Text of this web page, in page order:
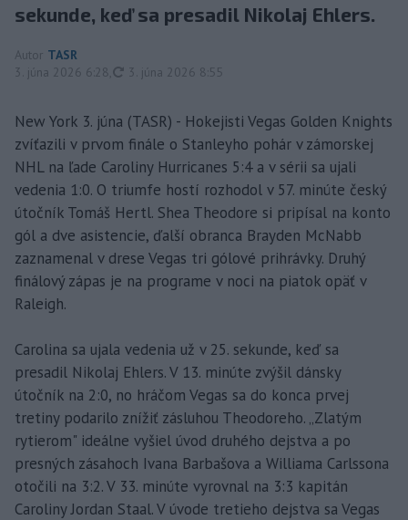
sekunde, keď sa presadil Nikolaj Ehlers.
Autor TASR
3. júna 2026 6:28
aktualizované
3. júna 2026 8:55
New York 3. júna (TASR) - Hokejisti Vegas Golden Knights
zvíťazili v prvom finále o Stanleyho pohár v zámorskej
NHL na ľade Caroliny Hurricanes 5:4 a v sérii sa ujali
vedenia 1:0. O triumfe hostí rozhodol v 57. minúte český
útočník Tomáš Hertl. Shea Theodore si pripísal na konto
gól a dve asistencie, ďalší obranca Brayden McNabb
zaznamenal v drese Vegas tri gólové prihrávky. Druhý
finálový zápas je na programe v noci na piatok opäť v
Raleigh.
Carolina sa ujala vedenia už v 25. sekunde, keď sa
presadil Nikolaj Ehlers. V 13. minúte zvýšil dánsky
útočník na 2:0, no hráčom Vegas sa do konca prvej
tretiny podarilo znížiť zásluhou Theodoreho. „Zlatým
rytierom" ideálne vyšiel úvod druhého dejstva a po
presných zásahoch Ivana Barbašova a Williama Carlssona
otočili na 3:2. V 33. minúte vyrovnal na 3:3 kapitán
Caroliny Jordan Staal. V úvode tretieho dejstva sa Vegas